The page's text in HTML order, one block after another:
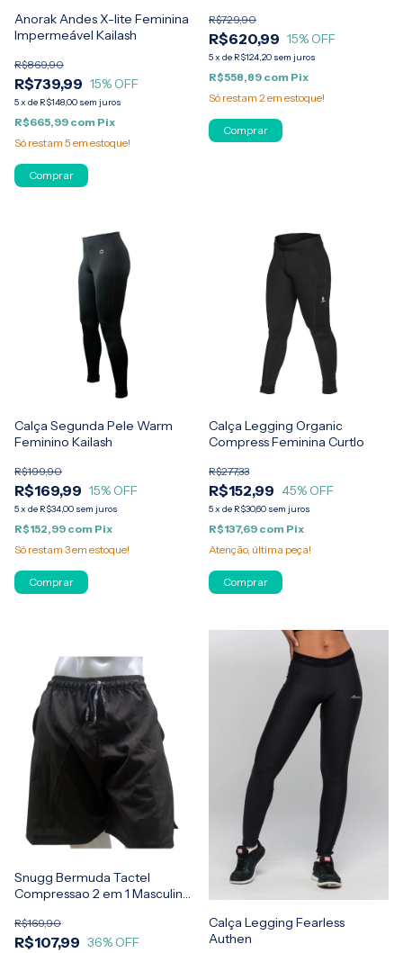
Anorak Andes X-lite Feminina
Impermeável Kailash
R$739,99
R$869,90
15% OFF
5x de R$148,00 sem juros
R$665,99 com Pix
Só restam 5 em estoque!
Comprar
R$620,99
R$729,90
15% OFF
5x de R$124,20 sem juros
R$558,89 com Pix
Só restam 2 em estoque!
Comprar
Calça Segunda Pele Warm
Feminino Kailash
R$169,99
R$199,90
15% OFF
5x de R$34,00 sem juros
R$152,99 com Pix
Só restam 3em estoque!
Comprar
Calça Legging Organic
Compress Feminina Curtlo
R$152,99
R$277,33
45% OFF
5x de R$30,60 sem juros
R$137,69 com Pix
Atenção, última peça!
Comprar
Snugg Bermuda Tactel
Compressao 2 em 1 Masculina
R$107,99
R$169,90
36% OFF
Calça Legging Fearless
Authen